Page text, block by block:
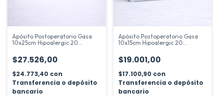
Apósito Postoperatorio Gasa
10x25cm Hipoalergic 20
$27.526,00
$24.773,40 con
Transferencia o depósito
bancario
Apósito Postoperatorio Gasa
10x15cm Hipoalergic 20
$19.001,00
$17.100,90 con
Transferencia o depósito
bancario